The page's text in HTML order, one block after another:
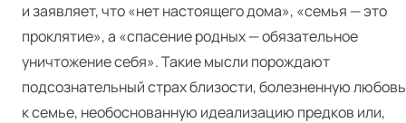
и заявляет, что «нет настоящего дома», «семья — это
проклятие», а «спасение родных — обязательное
уничтожение себя». Такие мысли порождают
подсознательный страх близости, болезненную любовь
к семье, необоснованную идеализацию предков или,